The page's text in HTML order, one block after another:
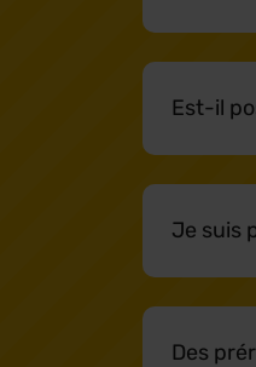
Est-il
Je suis
Des